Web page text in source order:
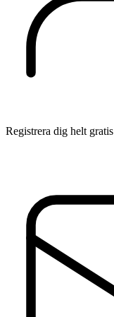
Registrera dig helt gratis